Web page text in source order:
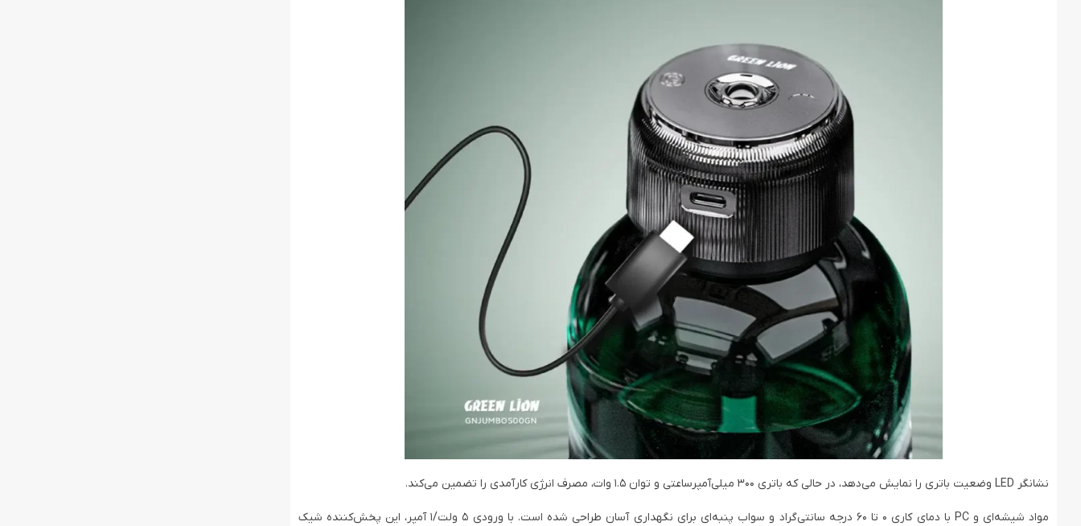
نشانگر LED وضعیت باتری را نمایش می‌دهد، در حالی که باتری 300 میلی‌آمپرساعتی و توان 1.5 وات، مصرف انرژی کارآمدی را تضمین می‌کند.
مواد شیشه‌ای و PC با دمای کاری 0 تا 60 درجه سانتی‌گراد و سواب پنبه‌ای برای نگهداری آسان طراحی شده است. با ورودی 5 ولت/1 آمپر، این پخش‌کننده شیک